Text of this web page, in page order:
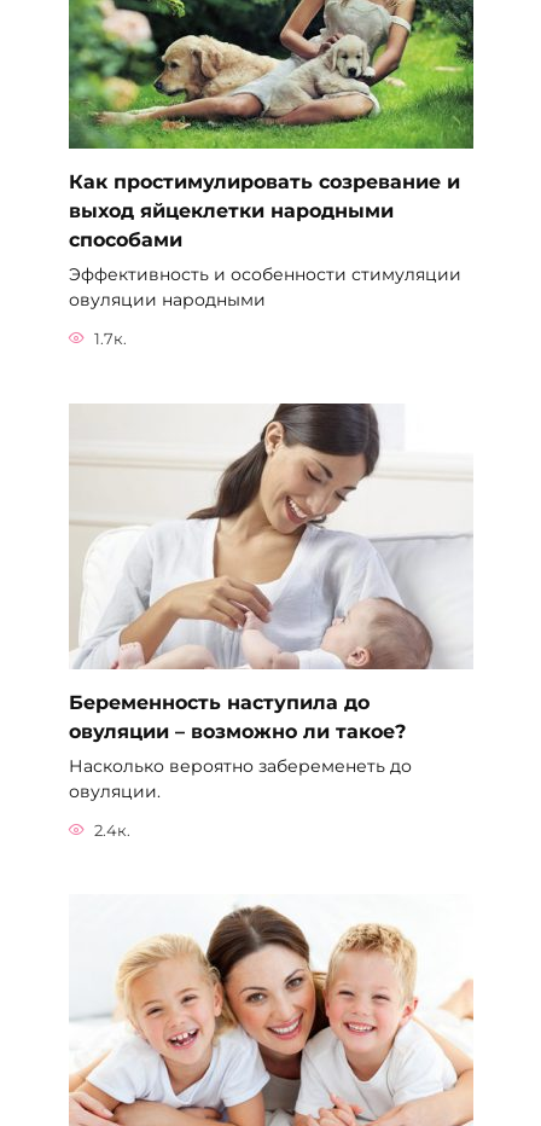
Как простимулировать созревание и
выход яйцеклетки народными
способами
Эффективность и особенности стимуляции
овуляции народными
1.7к.
Беременность наступила до
овуляции – возможно ли такое?
Насколько вероятно забеременеть до
овуляции.
2.4к.